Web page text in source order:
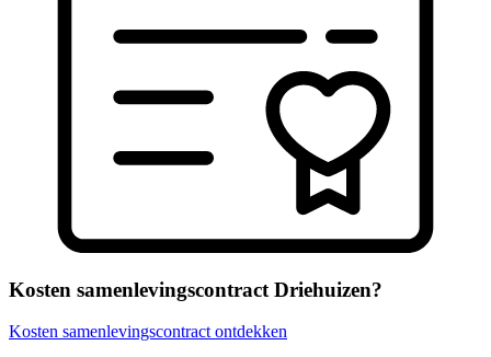
Kosten samenlevingscontract Driehuizen?
Kosten samenlevingscontract ontdekken